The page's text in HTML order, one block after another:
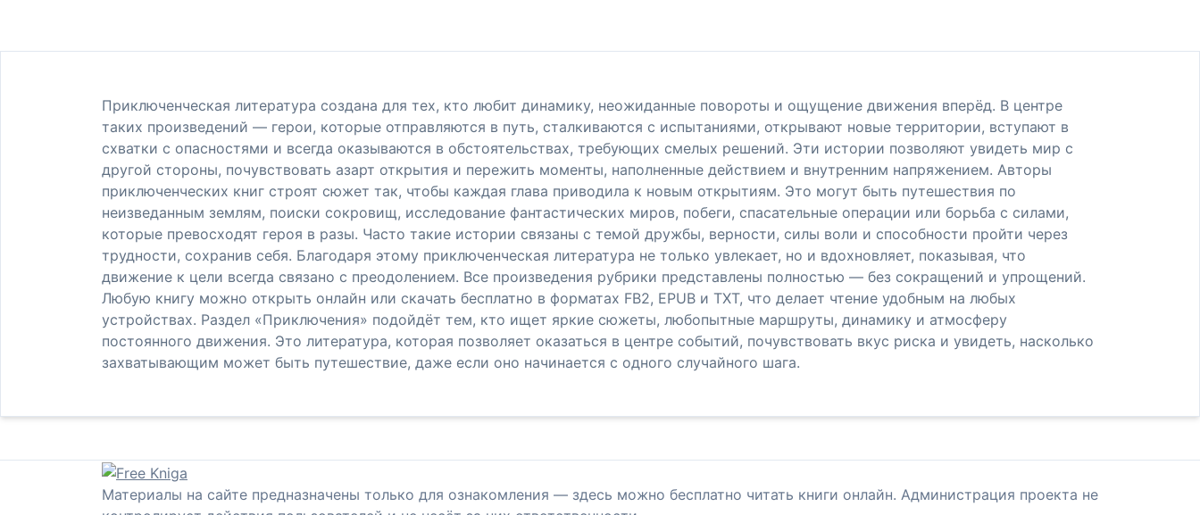
Приключенческая литература создана для тех, кто любит динамику, неожиданные повороты и ощущение движения вперёд. В центре
таких произведений — герои, которые отправляются в путь, сталкиваются с испытаниями, открывают новые территории, вступают в
схватки с опасностями и всегда оказываются в обстоятельствах, требующих смелых решений. Эти истории позволяют увидеть мир с
другой стороны, почувствовать азарт открытия и пережить моменты, наполненные действием и внутренним напряжением. Авторы
приключенческих книг строят сюжет так, чтобы каждая глава приводила к новым открытиям. Это могут быть путешествия по
неизведанным землям, поиски сокровищ, исследование фантастических миров, побеги, спасательные операции или борьба с силами,
которые превосходят героя в разы. Часто такие истории связаны с темой дружбы, верности, силы воли и способности пройти через
трудности, сохранив себя. Благодаря этому приключенческая литература не только увлекает, но и вдохновляет, показывая, что
движение к цели всегда связано с преодолением. Все произведения рубрики представлены полностью — без сокращений и упрощений.
Любую книгу можно открыть онлайн или скачать бесплатно в форматах FB2, EPUB и TXT, что делает чтение удобным на любых
устройствах. Раздел «Приключения» подойдёт тем, кто ищет яркие сюжеты, любопытные маршруты, динамику и атмосферу
постоянного движения. Это литература, которая позволяет оказаться в центре событий, почувствовать вкус риска и увидеть, насколько
захватывающим может быть путешествие, даже если оно начинается с одного случайного шага.
Материалы на сайте предназначены только для ознакомления — здесь можно бесплатно читать книги онлайн. Администрация проекта не